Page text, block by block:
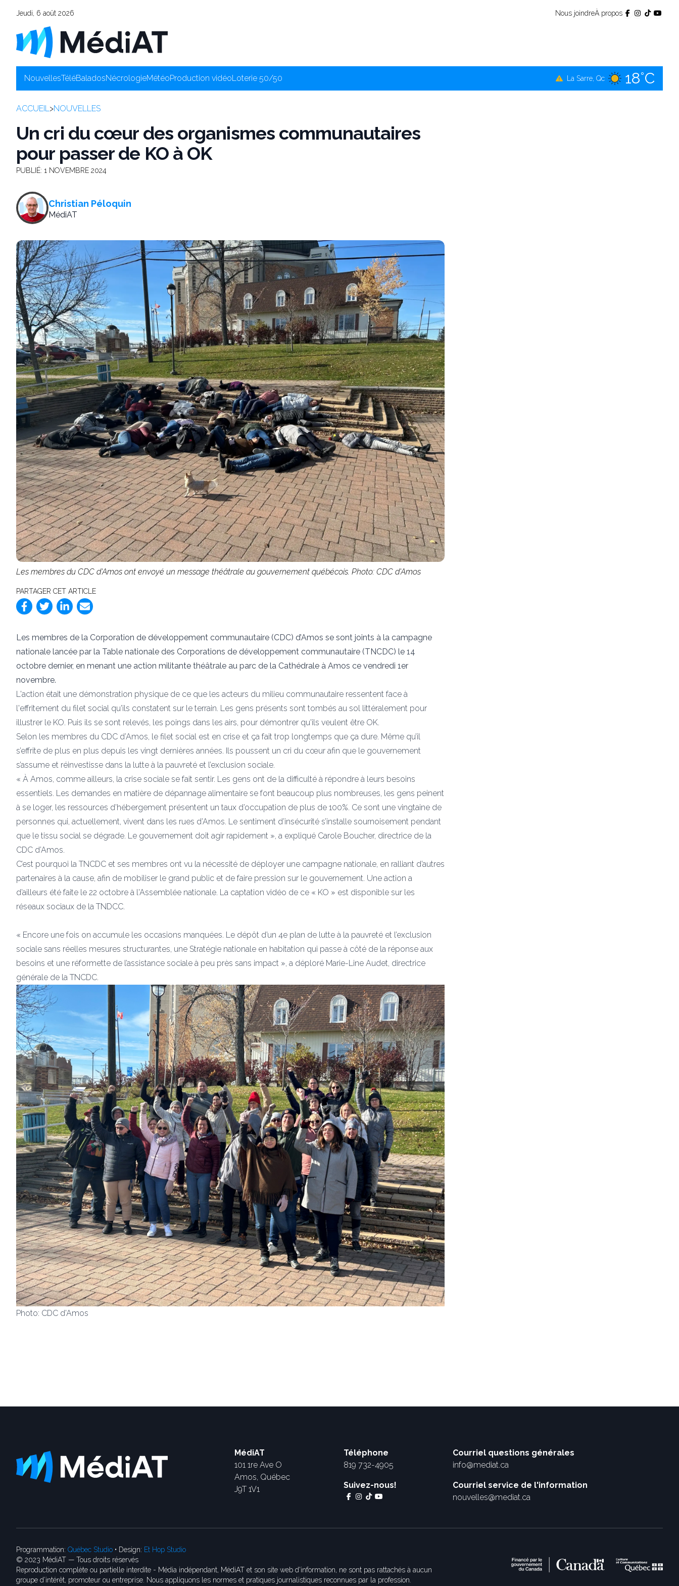
Jeudi, 6 août 2026 Nous joindreÀ propos
NouvellesTéléBaladosNécrologieMétéoProduction vidéoLoterie 50/50 La Sarre, Qc 18°C
ACCUEIL>NOUVELLES
Un cri du cœur des organismes communautaires
pour passer de KO à OK
PUBLIÉ: 1 NOVEMBRE 2024
Christian Péloquin
MédiAT
Les membres du CDC d'Amos ont envoyé un message théâtrale au gouvernement québécois. Photo: CDC d'Amos
PARTAGER CET ARTICLE
Les membres de la Corporation de développement communautaire (CDC) d’Amos se sont joints à la campagne
nationale lancée par la Table nationale des Corporations de développement communautaire (TNCDC) le 14
octobre dernier, en menant une action militante théâtrale au parc de la Cathédrale à Amos ce vendredi 1er
novembre.
L'action était une démonstration physique de ce que les acteurs du milieu communautaire ressentent face à
l'effritement du filet social qu'ils constatent sur le terrain. Les gens présents sont tombés au sol littéralement pour
illustrer le KO. Puis ils se sont relevés, les poings dans les airs, pour démontrer qu'ils veulent être OK.
Selon les membres du CDC d’Amos, le filet social est en crise et ça fait trop longtemps que ça dure. Même qu’il
s’effrite de plus en plus depuis les vingt dernières années. Ils poussent un cri du cœur afin que le gouvernement
s’assume et réinvestisse dans la lutte à la pauvreté et l’exclusion sociale.
« À Amos, comme ailleurs, la crise sociale se fait sentir. Les gens ont de la difficulté à répondre à leurs besoins
essentiels. Les demandes en matière de dépannage alimentaire se font beaucoup plus nombreuses, les gens peinent
à se loger, les ressources d’hébergement présentent un taux d’occupation de plus de 100%. Ce sont une vingtaine de
personnes qui, actuellement, vivent dans les rues d’Amos. Le sentiment d’insécurité s’installe sournoisement pendant
que le tissu social se dégrade. Le gouvernement doit agir rapidement », a expliqué Carole Boucher, directrice de la
CDC d’Amos.
C’est pourquoi la TNCDC et ses membres ont vu la nécessité de déployer une campagne nationale, en ralliant d’autres
partenaires à la cause, afin de mobiliser le grand public et de faire pression sur le gouvernement. Une action a
d’ailleurs été faite le 22 octobre à l'Assemblée nationale. La captation vidéo de ce « KO » est disponible sur les
réseaux sociaux de la TNDCC.
« Encore une fois on accumule les occasions manquées. Le dépôt d’un 4e plan de lutte à la pauvreté et l’exclusion
sociale sans réelles mesures structurantes, une Stratégie nationale en habitation qui passe à côté de la réponse aux
besoins et une réformette de l’assistance sociale à peu près sans impact », a déploré Marie-Line Audet, directrice
générale de la TNCDC.
Photo: CDC d'Amos
MédiAT
101 1re Ave O
Amos, Québec
J9T 1V1
Téléphone
819 732-4905
Suivez-nous!
Courriel questions générales
info@mediat.ca
Courriel service de l'information
nouvelles@mediat.ca
Programmation: Québec Studio • Design: Et Hop Studio
© 2023 MédiAT — Tous droits réservés
Reproduction complète ou partielle interdite - Média indépendant, MédiAT et son site web d'information, ne sont pas rattachés à aucun
groupe d’intérêt, promoteur ou entreprise. Nous appliquons les normes et pratiques journalistiques reconnues par la profession.